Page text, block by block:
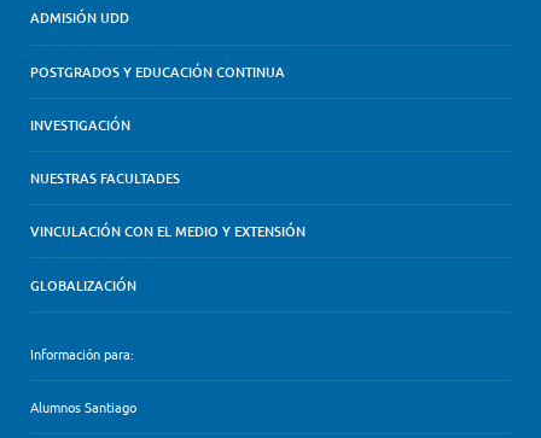
ADMISIÓN UDD
POSTGRADOS Y EDUCACIÓN CONTINUA
INVESTIGACIÓN
NUESTRAS FACULTADES
VINCULACIÓN CON EL MEDIO Y EXTENSIÓN
GLOBALIZACIÓN
Información para:
Alumnos Santiago